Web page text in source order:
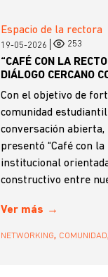
Espacio de la rectora
19-05-2026 253
“CAFÉ CON LA
DIÁLOGO CERCANO
Con el objetivo de
comunidad
conversación
presentó “Café con
institucional
constructivo entre
Ver más
NETWORKING, COMUNIDAD,